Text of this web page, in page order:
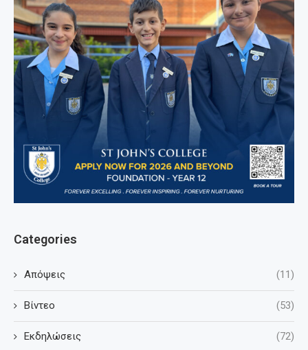
Categories
Απόψεις (11)
Βίντεο (53)
Εκδηλώσεις (72)